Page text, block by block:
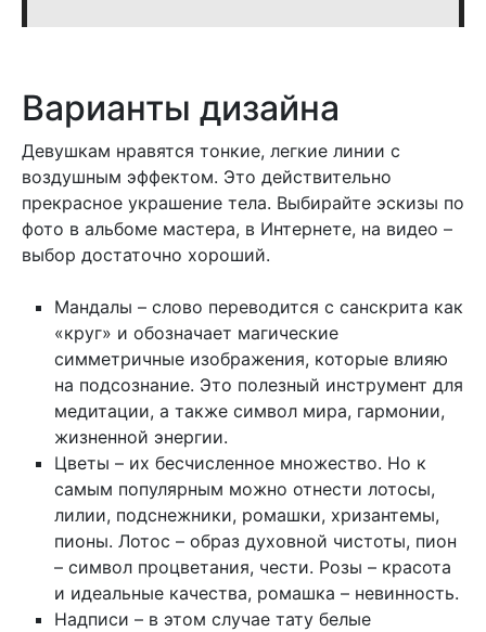
Варианты дизайна
Девушкам нравятся тонкие, легкие линии с
воздушным эффектом. Это действительно
прекрасное украшение тела. Выбирайте эскизы по
фото в альбоме мастера, в Интернете, на видео –
выбор достаточно хороший.
Мандалы – слово переводится с санскрита как
«круг» и обозначает магические
симметричные изображения, которые влияю
на подсознание. Это полезный инструмент для
медитации, а также символ мира, гармонии,
жизненной энергии.
Цветы – их бесчисленное множество. Но к
самым популярным можно отнести лотосы,
лилии, подснежники, ромашки, хризантемы,
пионы. Лотос – образ духовной чистоты, пион
– символ процветания, чести. Розы – красота
и идеальные качества, ромашка – невинность.
Надписи – в этом случае тату белые